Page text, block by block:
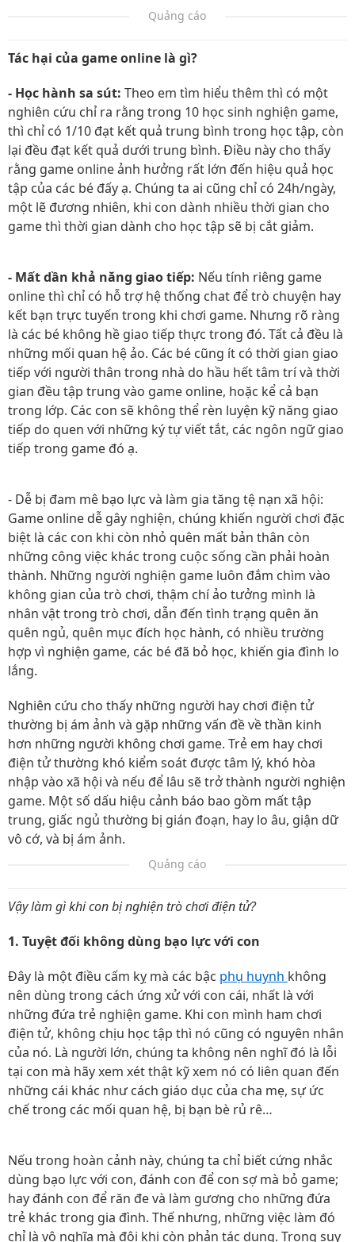
Quảng cáo
Tác hại của game online là gì?
- Học hành sa sút: Theo em tìm hiểu thêm thì có một
nghiên cứu chỉ ra rằng trong 10 học sinh nghiện game,
thì chỉ có 1/10 đạt kết quả trung bình trong học tập, còn
lại đều đạt kết quả dưới trung bình. Điều này cho thấy
rằng game online ảnh hưởng rất lớn đến hiệu quả học
tập của các bé đấy ạ. Chúng ta ai cũng chỉ có 24h/ngày,
một lẽ đương nhiên, khi con dành nhiều thời gian cho
game thì thời gian dành cho học tập sẽ bị cắt giảm.
- Mất dần khả năng giao tiếp: Nếu tính riêng game
online thì chỉ có hỗ trợ hệ thống chat để trò chuyện hay
kết bạn trực tuyến trong khi chơi game. Nhưng rõ ràng
là các bé không hề giao tiếp thực trong đó. Tất cả đều là
những mối quan hệ ảo. Các bé cũng ít có thời gian giao
tiếp với người thân trong nhà do hầu hết tâm trí và thời
gian đều tập trung vào game online, hoặc kể cả bạn
trong lớp. Các con sẽ không thể rèn luyện kỹ năng giao
tiếp do quen với những ký tự viết tắt, các ngôn ngữ giao
tiếp trong game đó ạ.
- Dễ bị đam mê bạo lực và làm gia tăng tệ nạn xã hội:
Game online dễ gây nghiện, chúng khiến người chơi đặc
biệt là các con khi còn nhỏ quên mất bản thân còn
những công việc khác trong cuộc sống cần phải hoàn
thành. Những người nghiện game luôn đắm chìm vào
không gian của trò chơi, thậm chí ảo tưởng mình là
nhân vật trong trò chơi, dẫn đến tình trạng quên ăn
quên ngủ, quên mục đích học hành, có nhiều trường
hợp vì nghiện game, các bé đã bỏ học, khiến gia đình lo
lắng.
Nghiên cứu cho thấy những người hay chơi điện tử
thường bị ám ảnh và gặp những vấn đề về thần kinh
hơn những người không chơi game. Trẻ em hay chơi
điện tử thường khó kiểm soát được tâm lý, khó hòa
nhập vào xã hội và nếu để lâu sẽ trở thành người nghiện
game. Một số dấu hiệu cảnh báo bao gồm mất tập
trung, giấc ngủ thường bị gián đoạn, hay lo âu, giận dữ
vô cớ, và bị ám ảnh.
Quảng cáo
Vậy làm gì khi con bị nghiện trò chơi điện tử?
1. Tuyệt đối không dùng bạo lực với con
Đây là một điều cấm kỵ mà các bậc phụ huynh không
nên dùng trong cách ứng xử với con cái, nhất là với
những đứa trẻ nghiện game. Khi con mình ham chơi
điện tử, không chịu học tập thì nó cũng có nguyên nhân
của nó. Là người lớn, chúng ta không nên nghĩ đó là lỗi
tại con mà hãy xem xét thật kỹ xem nó có liên quan đến
những cái khác như cách giáo dục của cha mẹ, sự ức
chế trong các mối quan hệ, bị bạn bè rủ rê…
Nếu trong hoàn cảnh này, chúng ta chỉ biết cứng nhắc
dùng bạo lực với con, đánh con để con sợ mà bỏ game;
hay đánh con để răn đe và làm gương cho những đứa
trẻ khác trong gia đình. Thế nhưng, những việc làm đó
chỉ là vô nghĩa mà đôi khi còn phản tác dụng. Trong suy